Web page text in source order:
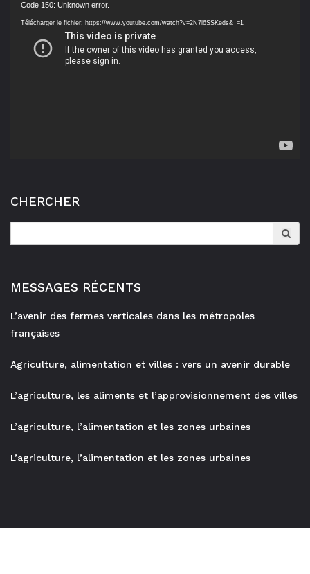
Lecteur
vidéo
Code 150: Unknown error.
Télécharger le fichier: https://www.youtube.com/watch?v=2N7l6SSKeds&_=1
CHERCHER
for:
MESSAGES RÉCENTS
L’avenir des fermes verticales dans les métropoles
françaises
Agriculture, alimentation et villes : vers un avenir durable
L’agriculture, les aliments et l’approvisionnement des villes
L’agriculture, l’alimentation et les zones urbaines
L’agriculture, l’alimentation et les zones urbaines